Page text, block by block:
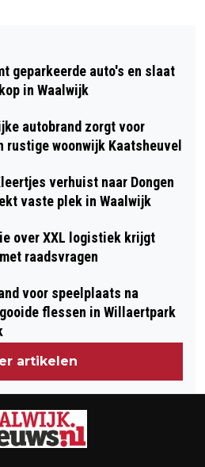
VOOR
DOOR WAALWIJK
UIT SPRANG-
TOT MRS.
geparkeerde auto's en slaat
in Waalwijk
autobrand zorgt voor
rustige woonwijk Kaatsheuvel
verhuist naar Dongen
vaste plek in Waalwijk
over XXL logistiek krijgt
raadsvragen
voor speelplaats na
flessen in Willaertpark
artikelen